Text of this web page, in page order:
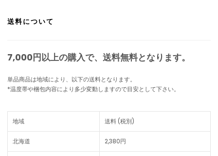
送料について
7,000円以上の購入で、 送料無料となります。
単品商品は地域により、以下の送料となります。
*温度帯や梱包内容により多少変動しますので目安として下さい。
地域 送料 (税別)
北海道 2,380円